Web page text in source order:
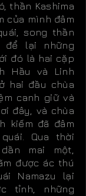
thần Kashima
của mình đâm
song thần
để lại những
đó là hai cặp
Hầu và Linh
hai đầu chùa
canh giữ và
đây, và chùa
kiếm đã đâm
Qua thời
mai một,
được ác thú
Namazu lại
tỉnh, những